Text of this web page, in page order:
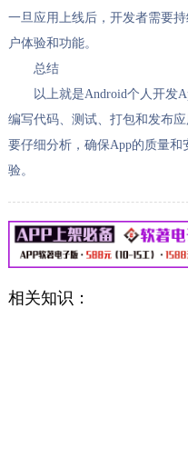
一旦应用上线后，开发者需要
户体验和功能。
总结
以上就是Android个人开发
编写代码、测试、打包和发布
要仔细分析，确保App的质量
验。
相关知识：